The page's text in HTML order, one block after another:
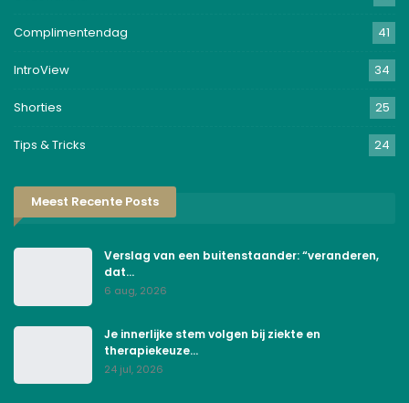
Complimentendag 41
IntroView 34
Shorties 25
Tips & Tricks 24
Meest Recente Posts
Verslag van een buitenstaander: “veranderen,
dat…
6 aug, 2026
Je innerlijke stem volgen bij ziekte en
therapiekeuze…
24 jul, 2026